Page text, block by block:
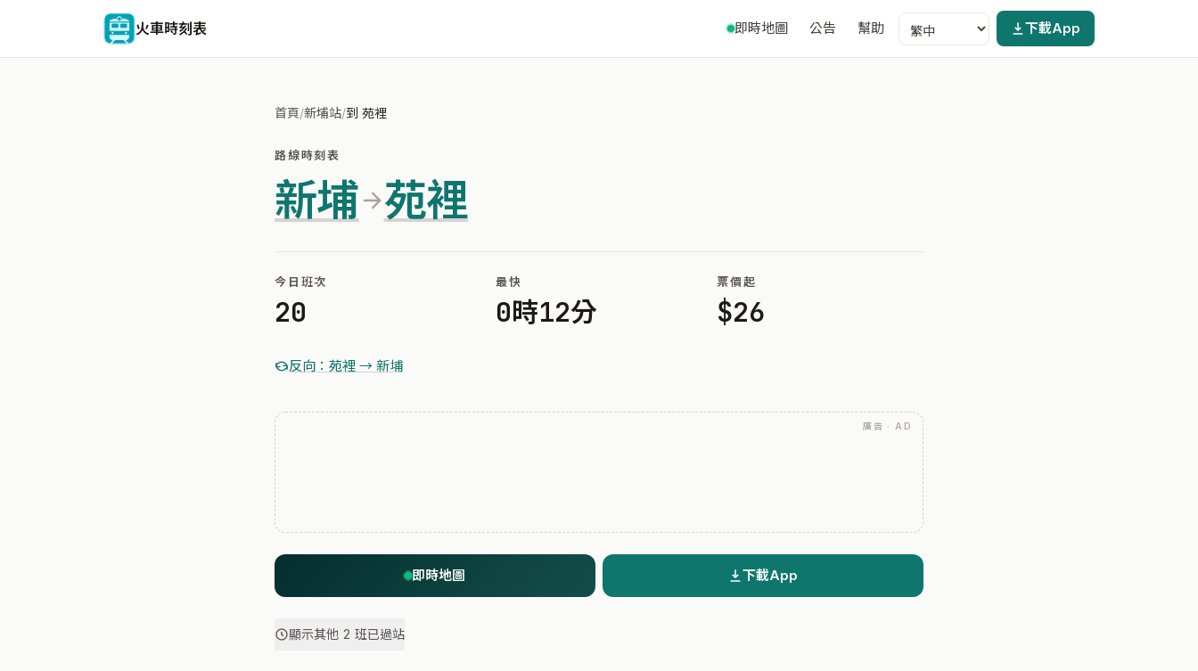
火車時刻表 即時地圖 公告 幫助 下載App
首頁/新埔站/到 苑裡
路線時刻表
新埔 苑裡
今日班次
20
最快
0時12分
票價起
$26
反向：苑裡 → 新埔
廣告 · AD
即時地圖 下載App
顯示其他 2 班已過站